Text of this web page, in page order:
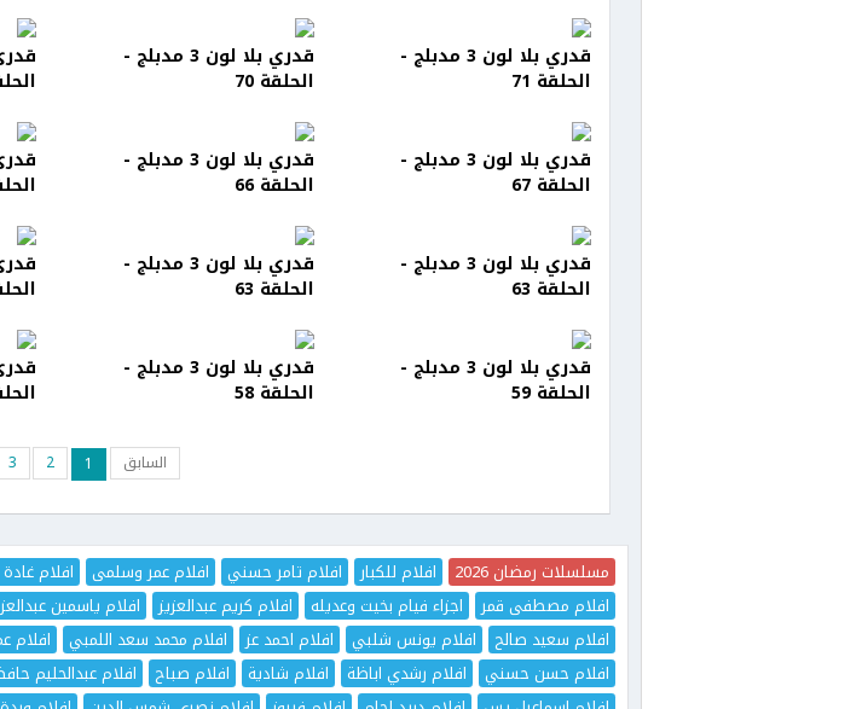
قدري بلا لون 3 مدبلج -
الحلقة 71
قدري بلا لون 3 مدبلج -
الحلقة 70
قدري بلا لون 3 مدبلج -
الحلقة 67
قدري بلا لون 3 مدبلج -
الحلقة 66
قدري بلا لون 3 مدبلج -
الحلقة 63
قدري بلا لون 3 مدبلج -
الحلقة 63
قدري بلا لون 3 مدبلج -
الحلقة 59
قدري بلا لون 3 مدبلج -
الحلقة 58
السابق 1
2
3
مسلسلات رمضان 2026 افلام للكبار افلام تامر حسني افلام عمر وسلمى افلام
افلام مصطفى قمر
اجزاء فيام بخيت وعديله افلام كريم عبدالعزيز افلام ياسمين
افلام سعيد صالح
افلام يونس شلبي افلام احمد عز افلام محمد سعد اللمبي افلام
افلام حسن حسني
افلام رشدي اباظة افلام شادية افلام صباح افلام عبدالحليم